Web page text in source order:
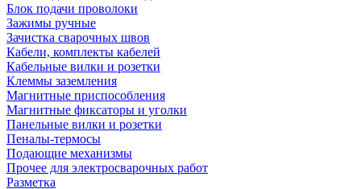
Блок подачи проволоки
Зажимы ручные
Зачистка сварочных швов
Кабели, комплекты кабелей
Кабельные вилки и розетки
Клеммы заземления
Магнитные приспособления
Магнитные фиксаторы и уголки
Панельные вилки и розетки
Пеналы-термосы
Подающие механизмы
Прочее для электросварочных работ
Разметка